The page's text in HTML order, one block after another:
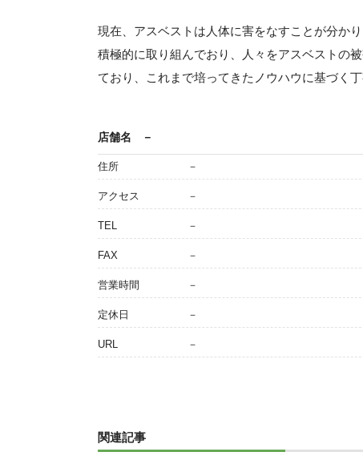
現在、アスベストは人体に害をなすことが分か
積極的に取り組んでおり、人々をアスベストの
ており、これまで培ってきたノウハウに基づく
店舗名 －
住所 －
アクセス －
TEL －
FAX －
営業時間 －
定休日 －
URL －
関連記事